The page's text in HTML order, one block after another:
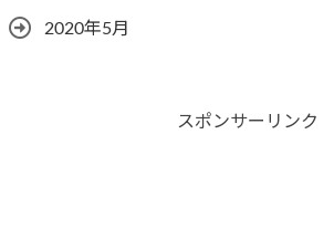
2020年5月
スポンサーリンク